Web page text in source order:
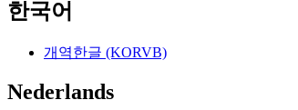
한국어
개역한글 (KORVB)
Nederlands